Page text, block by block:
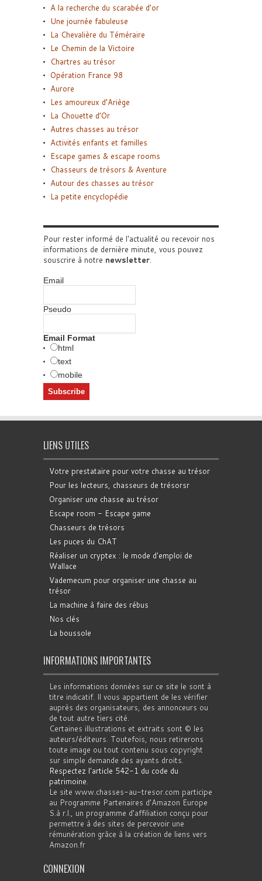
A la recherche du scarabée d’or
Une journée fabuleuse
La Chevalière du Téméraire
Le Chemin de la Victoire
Chartres au trésor
Opération France 98
Aurore
Les amoureux d’Ariège
La Chouette d’Or
Autres chasses au trésor
Activités enfants et familles
Escape games & escape rooms
Chasseurs de trésors & Aventure
Autour des chasses au trésor
La petite encyclopédie
Pour rester informé de l'actualité ou recevoir nos
informations de dernière minute, vous pouvez
souscrire à notre newsletter
Email
Pseudo
Email Format
html
text
mobile
LIENS UTILES
Votre prestataire pour votre chasse au trésor
Pour les lecteurs, chasseurs de trésorsr
Organiser une chasse au trésor
Escape room - Escape game
Chasseurs de trésors
Les puces du ChAT
Réaliser un cryptex : le mode d'emploi de
Wallace
Vademecum pour organiser une chasse au
trésor
La machine à faire des rébus
Nos clés
La boussole
INFORMATIONS IMPORTANTES
Les informations données sur ce site le sont à
titre indicatif. Il vous appartient de les vérifier
auprès des organisateurs, des annonceurs ou
de tout autre tiers cité.
Certaines illustrations et extraits sont © les
auteurs/éditeurs. Toutefois, nous retirerons
toute image ou tout contenu sous copyright
sur simple demande des ayants droits.
Respectez l'article 542-1 du code du
patrimoine
Le site www.chasses-au-tresor.com participe
au Programme Partenaires d’Amazon Europe
S.à r.l., un programme d’affiliation conçu pour
permettre à des sites de percevoir une
rémunération grâce à la création de liens vers
Amazon.fr
CONNEXION